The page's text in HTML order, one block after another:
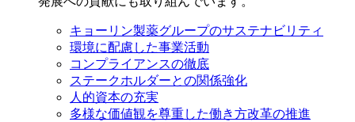
キョーリン製薬グループのサステナビリティ
環境に配慮した事業活動
コンプライアンスの徹底
ステークホルダーとの関係強化
人的資本の充実
多様な価値観を尊重した働き方改革の推進